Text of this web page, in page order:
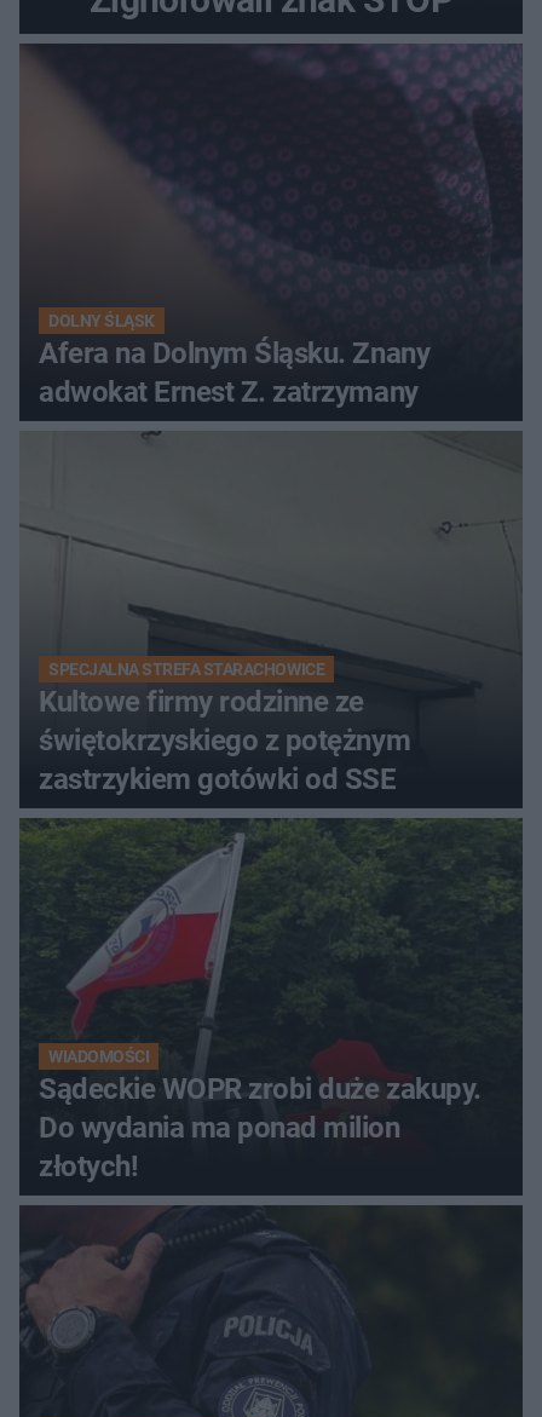
DOLNY ŚLĄSK
Afera na Dolnym Śląsku. Znany
adwokat Ernest Z. zatrzymany
SPECJALNA STREFA STARACHOWICE
Kultowe firmy rodzinne ze
świętokrzyskiego z potężnym
zastrzykiem gotówki od SSE
WIADOMOŚCI
Sądeckie WOPR zrobi duże zakupy.
Do wydania ma ponad milion
złotych!